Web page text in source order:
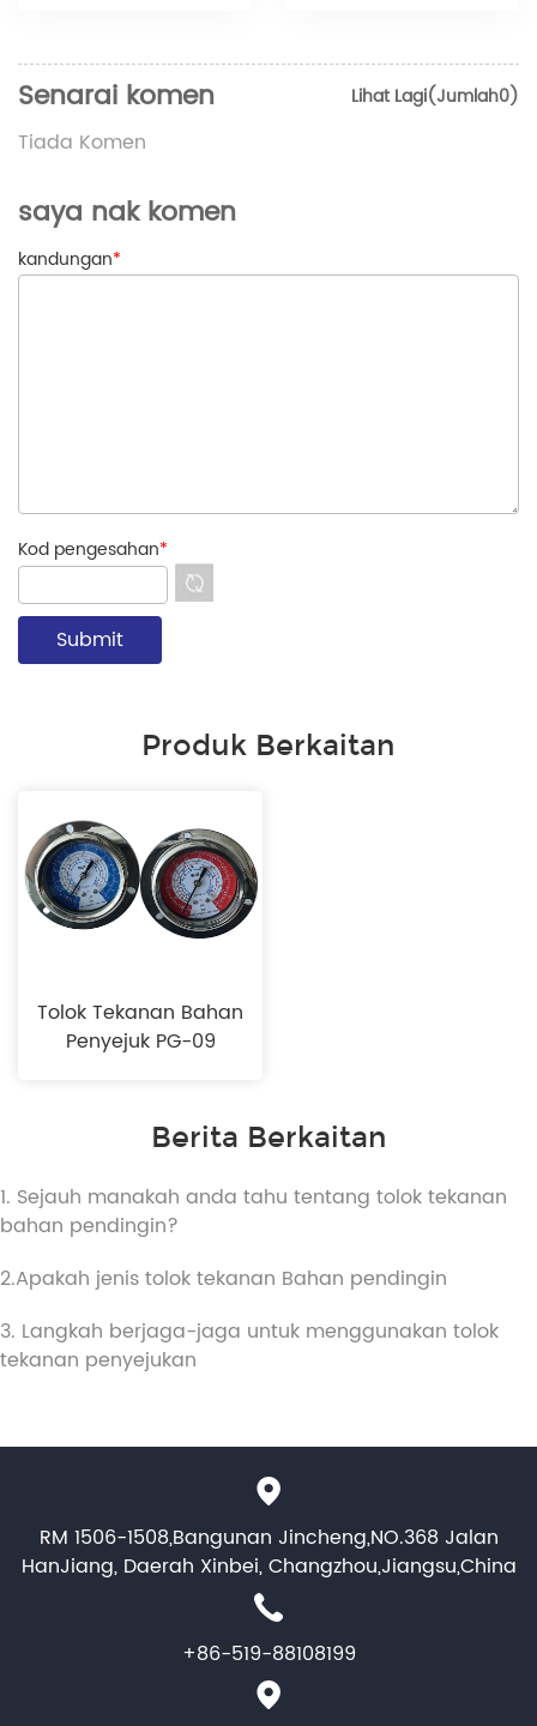
Lihat Lagi(Jumlah0)
Senarai komen
Tiada Komen
saya nak komen
kandungan*
Kod pengesahan*
Produk Berkaitan
Tolok Tekanan Bahan
Penyejuk PG-09
Berita Berkaitan
1. Sejauh manakah anda tahu tentang tolok tekanan
bahan pendingin?
2.Apakah jenis tolok tekanan Bahan pendingin
3. Langkah berjaga-jaga untuk menggunakan tolok
tekanan penyejukan
RM 1506-1508,Bangunan Jincheng,NO.368 Jalan
HanJiang, Daerah Xinbei, Changzhou,Jiangsu,China
+86-519-88108199